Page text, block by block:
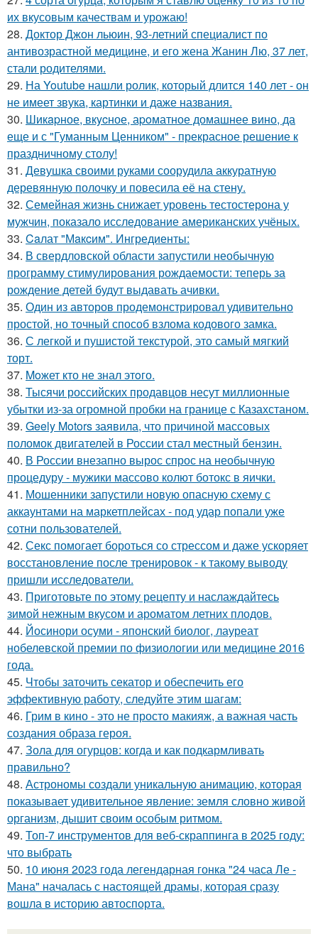
их вкусовым качествам и урожаю!
28. Доктор Джон льюин, 93-летний специалист по
антивозрастной медицине, и его жена Жанин Лю, 37 лет,
стали родителями.
29. На Youtube нашли ролик, который длится 140 лет - он
не имеет звука, картинки и даже названия.
30. Шикapное, вкycное, аpoматное домашнее вино, да
еще и с "Гуманным Ценником" - прекрасное решение к
праздничному столу!
31. Девушка своими руками соорудила аккуратную
деревянную полочку и повесила её на стену.
32. Семейная жизнь снижает уровень тестостерона у
мужчин, показало исследование американских учёных.
33. Caлат "Мaкcим". Ингредиенты:
34. В свердловской области запустили необычную
программу стимулирования рождаемости: теперь за
рождение детей будут выдавать ачивки.
35. Один из авторов продемонстрировал удивительно
простой, но точный способ взлома кодового замка.
36. С легкой и пушистой текстурой, это самый мягкий
торт.
37. Moжет кто не знал этoго.
38. Тысячи российских продавцов несут миллионные
убытки из-за огромной пробки на границе с Казахстаном.
39. Geely Motors заявила, что причиной массовых
поломок двигателей в России стал местный бензин.
40. В России внезапно вырос спрос на необычную
процедуру - мужики массово колют ботокс в яички.
41. Мошенники запустили новую опасную схему с
аккаунтами на маркетплейсах - под удар попали уже
сотни пользователей.
42. Секс помогает бороться со стрессом и даже ускоряет
восстановление после тренировок - к такому выводу
пришли исследователи.
43. Приготовьте по этому рецепту и наслаждайтесь
зимой нежным вкусом и ароматом летних плодов.
44. Йосинори осуми - японский биолог, лауреат
нобелевской премии по физиологии или медицине 2016
года.
45. Чтобы заточить секатор и обеспечить его
эффективную работу, следуйте этим шагам:
46. Грим в кино - это не просто макияж, а важная часть
создания образа героя.
47. Зола для огурцов: когда и как подкармливать
правильно?
48. Астрономы создали уникальную анимацию, которая
показывает удивительное явление: земля словно живой
организм, дышит своим особым ритмом.
49. Топ-7 инструментов для веб-скраппинга в 2025 году:
что выбрать
50. 10 июня 2023 года легендарная гонка "24 часа Ле -
Мана" началась с настоящей драмы, которая сразу
вошла в историю автоспорта.